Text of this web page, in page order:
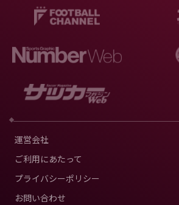
運営会社
ご利用にあたって
プライバシーポリシー
お問い合わせ